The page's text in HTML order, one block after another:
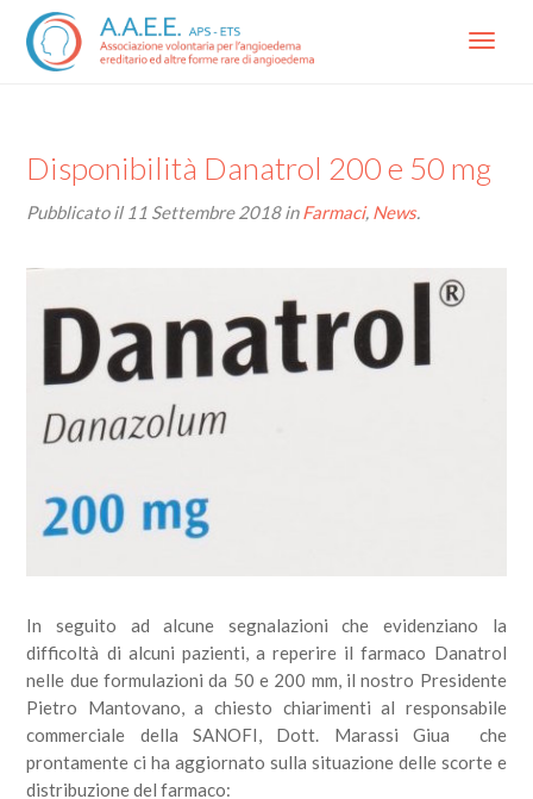
Menu
Disponibilità Danatrol 200 e 50 mg
Pubblicato il 11 Settembre 2018inFarmaci, News.
In seguito ad alcune segnalazioni che evidenziano la
difficoltà di alcuni pazienti, a reperire il farmaco Danatrol
nelle due formulazioni da 50 e 200 mm, il nostro Presidente
Pietro Mantovano, a chiesto chiarimenti al responsabile
commerciale della SANOFI, Dott. Marassi Giua che
prontamente ci ha aggiornato sulla situazione delle scorte e
distribuzione del farmaco: